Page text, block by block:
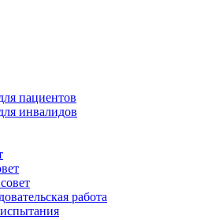
пациентов
инвалидов
работа